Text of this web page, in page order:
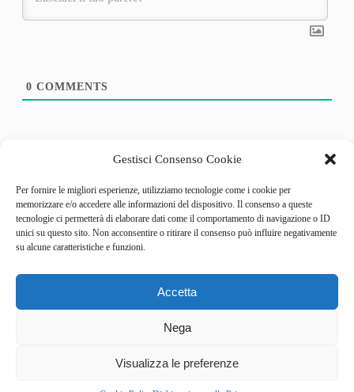
Gestisci Consenso Cookie
Per fornire le migliori esperienze, utilizziamo tecnologie come i cookie per
memorizzare e/o accedere alle informazioni del dispositivo. Il consenso a queste
tecnologie ci permetterà di elaborare dati come il comportamento di navigazione o ID
unici su questo sito. Non acconsentire o ritirare il consenso può influire negativamente
su alcune caratteristiche e funzioni.
Accetta
Nega
Visualizza le preferenze
0 COMMENTS
Categories
GameSpotlight
News